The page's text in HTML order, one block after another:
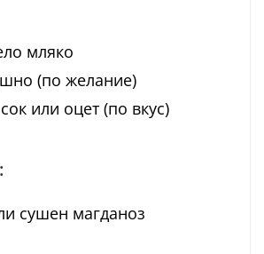
мляко
(по желание)
или оцет (по вкус)
сушен магданоз